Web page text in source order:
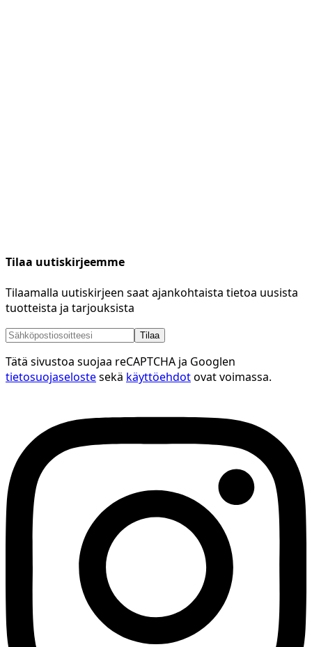
Tilaa uutiskirjeemme
Tilaamalla uutiskirjeen saat ajankohtaista tietoa uusista
tuotteista ja tarjouksista
Tilaa
Tätä sivustoa suojaa reCAPTCHA ja Googlen
tietosuojaselostesekä käyttöehdotovat voimassa.